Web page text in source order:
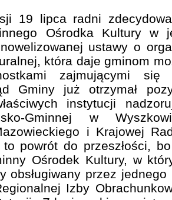
19 lipca radni
Ośrodka Kultury w
ustawy o
która daje gminom
zajmującymi się
Gminy już otrzymał
instytucji
Gminnej w
i Krajowej
to powrót do przeszłości,
Ośrodek Kultury, w
obsługiwany przez
Izby